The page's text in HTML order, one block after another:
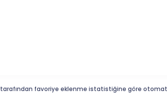
tarafından favoriye eklenme istatistiğine göre